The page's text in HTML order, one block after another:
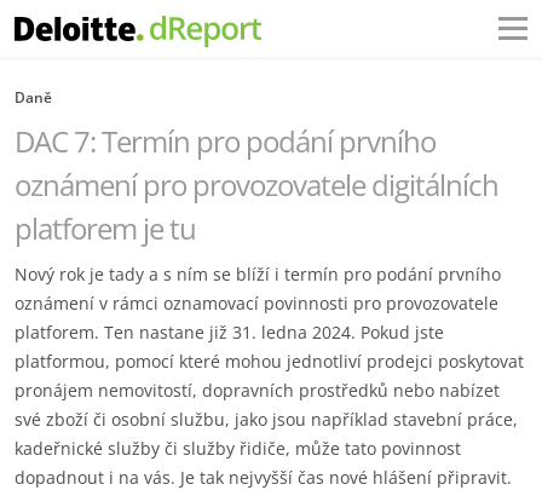
Daně
DAC 7: Termín pro podání prvního
oznámení pro provozovatele digitálních
platforem je tu
Nový rok je tady a s ním se blíží i termín pro podání prvního
oznámení v rámci oznamovací povinnosti pro provozovatele
platforem. Ten nastane již 31. ledna 2024. Pokud jste
platformou, pomocí které mohou jednotliví prodejci poskytovat
pronájem nemovitostí, dopravních prostředků nebo nabízet
své zboží či osobní službu, jako jsou například stavební práce,
kadeřnické služby či služby řidiče, může tato povinnost
dopadnout i na vás. Je tak nejvyšší čas nové hlášení připravit.